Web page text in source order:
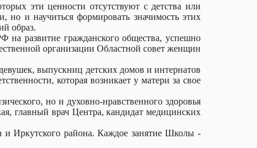
эти ценности отсутствуют с детства или
но и научиться формировать значимость этих
образ.
на развитие гражданского общества, успешно
организации Областной совет женщин
выпускниц детских домов и интернатов
которая возникает у матери за свое
но и духовно-нравственного здоровья
главный врач Центра, кандидат медицинских
Иркутского района. Каждое занятие Школы -